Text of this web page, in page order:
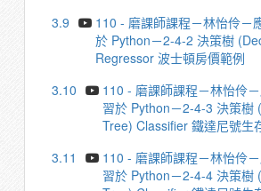
3.9
110 - 磨課師課程－林怡伶－
於 Python－2-4-2 決策樹
Regressor 波⼠頓房價範例
3.10
110 - 磨課師課程－林怡伶
習於 Python－2-4-3 決策樹
Tree) Classifier 鐵達尼號⽣
3.11
110 - 磨課師課程－林怡伶
習於 Python－2-4-4 決策樹